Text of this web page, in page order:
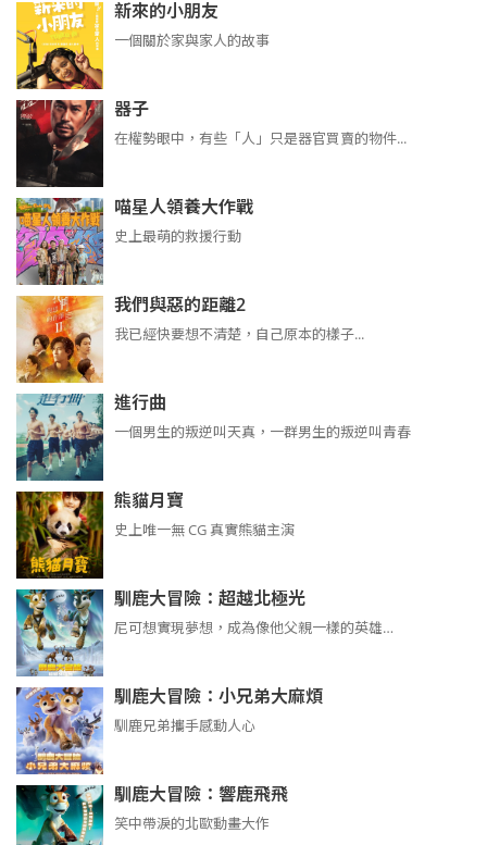
新來的小朋友
一個關於家與家人的故事
器子
在權勢眼中，有些「人」只是器官買賣的物件...
喵星人領養大作戰
史上最萌的救援行動
我們與惡的距離2
我已經快要想不清楚，自己原本的樣子...
進行曲
​​​一個男生的叛逆叫天真，一群男生的叛逆叫青春
熊貓月寶
史上唯一無 CG 真實熊貓主演
馴鹿大冒險：超越北極光
尼可想實現夢想，成為像他父親一樣的英雄…
馴鹿大冒險：小兄弟大麻煩
馴鹿兄弟攜手感動人心
馴鹿大冒險：響鹿飛飛
笑中帶淚的北歐動畫大作